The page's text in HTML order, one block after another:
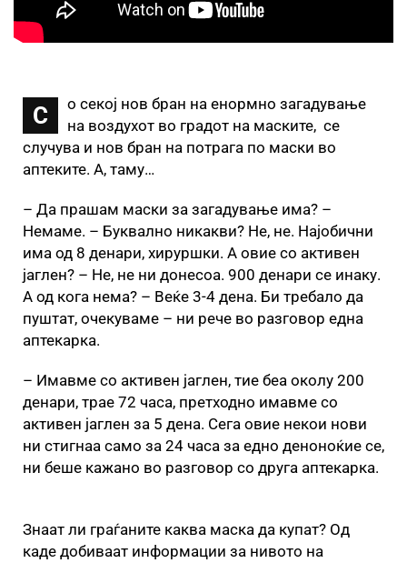
С
о секој нов бран на енормно загадување
на воздухот во градот на маските, се
случува и нов бран на потрага по маски во
аптеките. А, таму…
– Да прашам маски за загадување има? –
Немаме. – Буквално никакви? Не, не. Најобични
има од 8 денари, хируршки. А овие со активен
јаглен? – Не, не ни донесоа. 900 денари се инаку.
А од кога нема? – Веќе 3-4 дена. Би требало да
пуштат, очекуваме – ни рече во разговор една
аптекарка.
– Имавме со активен јаглен, тие беа околу 200
денари, трае 72 часа, претходно имавме со
активен јаглен за 5 дена. Сега овие некои нови
ни стигнаа само за 24 часа за едно деноноќие се,
ни беше кажано во разговор со друга аптекарка.
Знаат ли граѓаните каква маска да купат? Од
каде добиваат информации за нивото на